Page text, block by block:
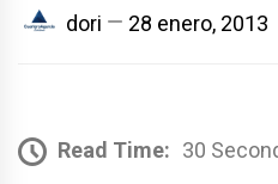
dori 28 enero, 2013
Read Time: 30